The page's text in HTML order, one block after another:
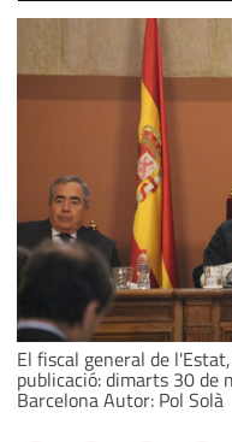
El fiscal general de
publicació: dimarts 30 de
Barcelona Autor: Pol Solà